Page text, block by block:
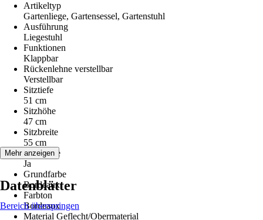
Artikeltyp
Gartenliege, Gartensessel, Gartenstuhl
Ausführung
Liegestuhl
Funktionen
Klappbar
Rückenlehne verstellbar
Verstellbar
Sitztiefe
51 cm
Sitzhöhe
47 cm
Sitzbreite
55 cm
Armlehne
Ja
Grundfarbe
Bordeaux
Farbton
Bordeaux
Material Geflecht/Obermaterial
Mehr anzeigen
Datenblätter
Bereich überspringen